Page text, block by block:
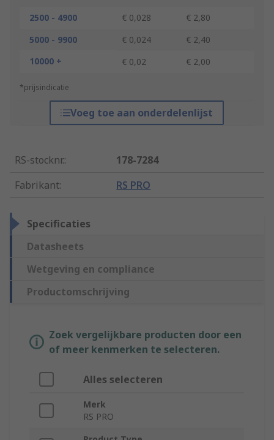
2500 - 4900
€ 0,028
€ 2,80
5000 - 9900
€ 0,024
€ 2,40
10000 +
€ 0,02 € 2,00
*prijsindicatie
Voeg toe aan onderdelenlijst
RS-stocknr.:
178-7284
Fabrikant: RS PRO
Specificaties
Datasheets
Wetgeving en compliance
Productomschrijving
Zoek vergelijkbare producten door een
of meer kenmerken te selecteren.
Alles selecteren
Merk
RS PRO